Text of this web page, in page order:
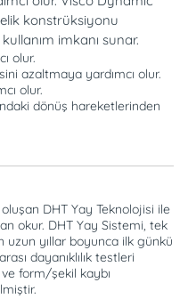
konstrüksiyonu
imkanı sunar.
olur.
azaltmaya yardımcı olur.
olur.
dönüş hareketlerinden
DHT Yay Teknolojisi ile
okur. DHT Yay Sistemi, tek
uzun yıllar boyunca ilk günkü
dayanıklılık testleri
form/şekil kaybı